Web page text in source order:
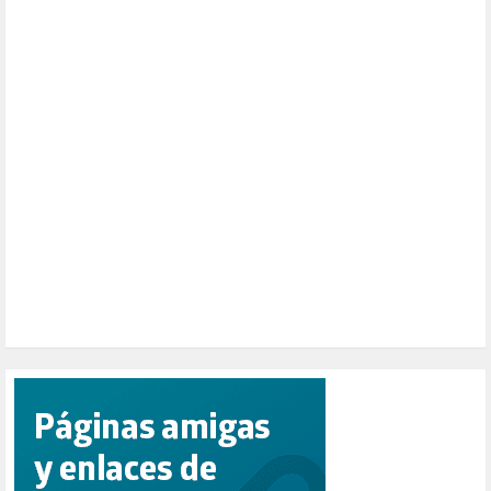
PUERTO DE VALENCIA (1)
RACISMO (1)
RELIGIÓN (114)
REPUBLICA (1)
SALUD (108)